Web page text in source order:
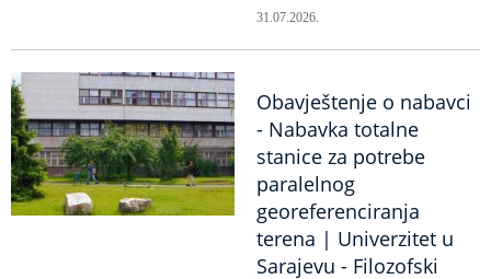
31.07.2026.
Obavještenje o nabavci
- Nabavka totalne
stanice za potrebe
paralelnog
georeferenciranja
terena | Univerzitet u
Sarajevu - Filozofski